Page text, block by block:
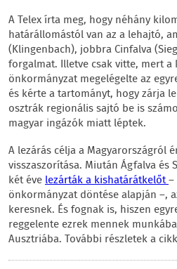
A Telex írta meg, hogy néhány
határállomástól van az a lehajtó,
(Klingenbach), jobbra Cinfalva
forgalmat. Illetve csak vitte, mert a
önkormányzat megelégelte az
és kérte a tartományt, hogy zárja
osztrák regionális sajtó be is
magyar ingázók miatt léptek.
A lezárás célja a Magyarországról
visszaszorítása. Miután Ágfalva és
két évelezárták a kishatárátkelőt
önkormányzat döntése alapján –,
keresnek. És fognak is, hiszen
reggelente ezrek mennek
Ausztriába. További részletek a